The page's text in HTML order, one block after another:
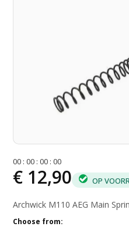
00 :00 :00 :00
€ 12,90 OP
Archwick M110 AEG Main
Choose from: